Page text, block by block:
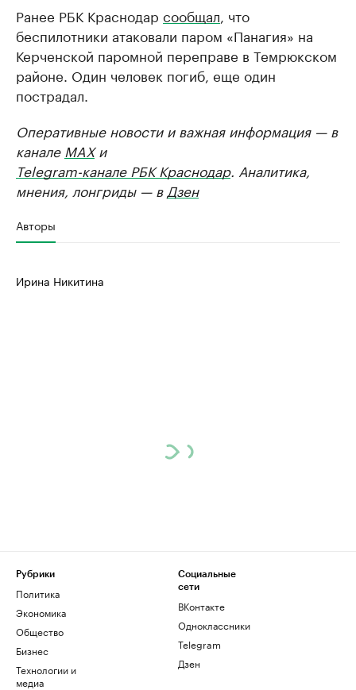
Ранее РБК Краснодар сообщал , что
беспилотники атаковали паром «Панагия» на
Керченской паромной переправе в Темрюкском
районе. Один человек погиб, еще один
пострадал.
Оперативные новости и важная информация — в
канале MAXи
Telegram-канале РБК Краснодар. Аналитика,
мнения, лонгриды — в Дзен
Авторы
Ирина Никитина
Рубрики
Политика
Экономика
Общество
Бизнес
Технологии и
медиа
Социальные
сети
ВКонтакте
Одноклассники
Telegram
Дзен